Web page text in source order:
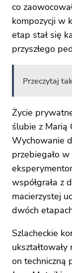
co
kompozycji w
etap stał się
przyszłego
Przeczytaj
Życie
ślubie z Marią
Wychowanie
przebiegało
współgrała z
macierzystej
dwóch
Szlacheckie
on techniczną